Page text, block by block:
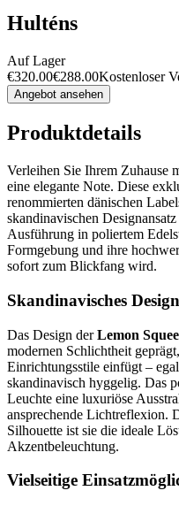
Hulténs
Auf Lager
€320.00€288.00Kostenloser
Angebot ansehen
Produktdetails
Verleihen Sie Ihrem Zuhause
eine elegante Note. Diese
renommierten dänischen
skandinavischen
Ausführung in poliertem
Formgebung und ihre
sofort zum Blickfang wird.
Skandinavisches
Das Design derLemon
modernen Schlichtheit
Einrichtungsstile einfügt –
skandinavisch hyggelig. Das
Leuchte eine luxuriöse
ansprechende Lichtreflexion.
Silhouette ist sie die ideale
Akzentbeleuchtung.
Vielseitige